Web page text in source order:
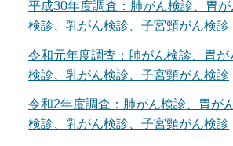
平成30年度調査：肺がん検診、胃
検診、乳がん検診、子宮頸がん検診
令和元年度調査：肺がん検診、胃が
検診、乳がん検診、子宮頸がん検診
令和2年度調査：肺がん検診、胃が
検診、乳がん検診、子宮頸がん検診